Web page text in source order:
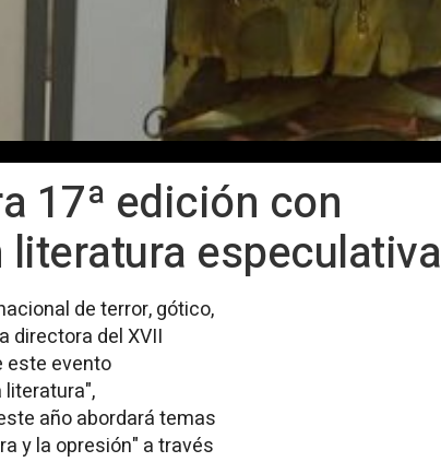
17ª edición con
especulativa
de terror, gótico,
directora del XVII
este evento
año abordará temas
y la opresión" a través